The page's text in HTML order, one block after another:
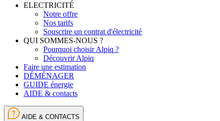
ELECTRICITÉ
Notre offre
Nos tarifs
Souscrire un contrat d'électricité
QUI SOMMES-NOUS ?
Pourquoi choisir Alpiq ?
Découvrir Alpiq
Faire une estimation
DÉMÉNAGER
GUIDE énergie
AIDE & contacts
AIDE & CONTACTS